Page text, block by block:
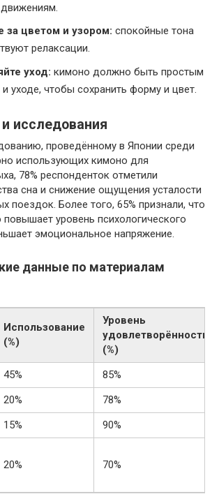
за цветом и узором: спокойные тона
релаксации.
уход: кимоно должно быть простым
и уходе, чтобы сохранить форму и цвет.
исследования
проведённому в Японии среди
использующих кимоно для
78% респонденток отметили
сна и снижение ощущения усталости
поездок. Более того, 65% признали, что
уровень психологического
эмоциональное напряжение.
данные по материалам
Использование
(%)
Уровень
удовлетворённости
(%)
45%
85%
20%
78%
15%
90%
20% 70%